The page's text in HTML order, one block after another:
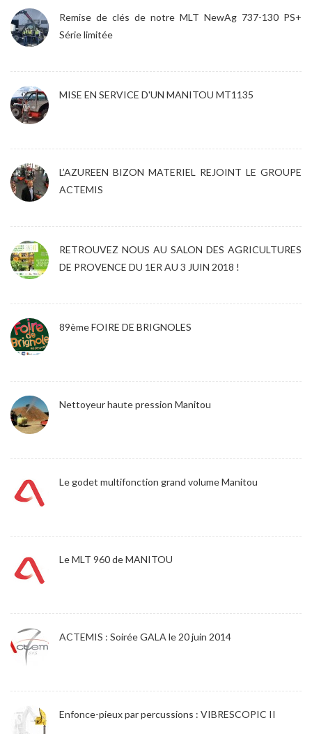
Remise de clés de notre MLT NewAg 737-130 PS+
Série limitée
MISE EN SERVICE D'UN MANITOU MT1135
L’AZUREEN BIZON MATERIEL REJOINT LE GROUPE
ACTEMIS
RETROUVEZ NOUS AU SALON DES AGRICULTURES
DE PROVENCE DU 1ER AU 3 JUIN 2018 !
89ème FOIRE DE BRIGNOLES
Nettoyeur haute pression Manitou
Le godet multifonction grand volume Manitou
Le MLT 960 de MANITOU
ACTEMIS : Soirée GALA le 20 juin 2014
Enfonce-pieux par percussions : VIBRESCOPIC II